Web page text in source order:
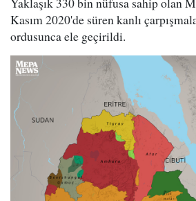
Kasım 2020'de süren kanlı
ordusunca ele geçirildi.